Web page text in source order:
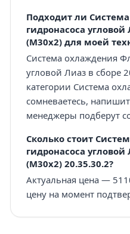
Подходит ли
гидронасоса угловой
(M30x2) для моей
Система охлаждения
угловой Лиаз в сборе
категории Система
сомневаетесь,
менеджеры подберут
Сколько стоит
гидронасоса угловой
(M30x2) 20.35.30.2?
Актуальная цена —
цену на момент